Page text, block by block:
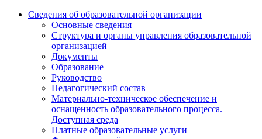
Сведения об образовательной организации
Основные сведения
Структура и органы управления образовательной
организацией
Документы
Образование
Руководство
Педагогический состав
Материально-техническое обеспечение и
оснащенность образовательного процесса.
Доступная среда
Платные образовательные услуги